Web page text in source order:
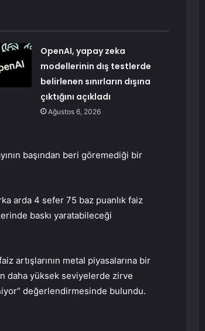
OpenAI, yapay zeka
modellerinin dış testlerde
belirlenen sınırların dışına
çıktığını açıkladı
Ağustos 6, 2026
başından beri göremediği bir
arda 4 sefer 75 baz puanlık faiz
baskı yaratabileceği
artışlarının metal piyasalarına bir
daha yüksek seviyelerde zirve
değerlendirmesinde bulundu.